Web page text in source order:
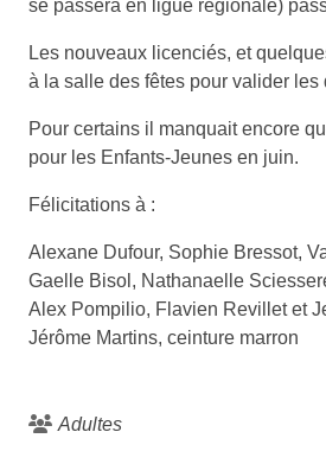
se passera en ligue régionale)
Les nouveaux licenciés, et
à la salle des fêtes pour valider les
Pour certains il manquait encore
pour les Enfants-Jeunes en juin.
Félicitations à :
Alexane Dufour, Sophie Bressot,
Gaelle Bisol, Nathanaelle
Alex Pompilio, Flavien Revillet et
Jérôme Martins, ceinture marron
Adultes